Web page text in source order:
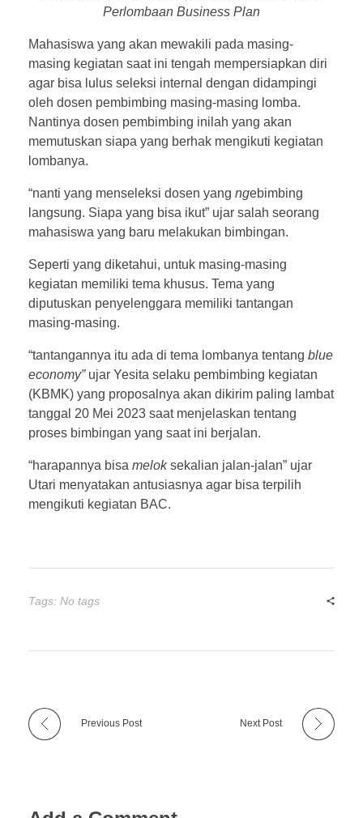
Perlombaan Business Plan
Mahasiswa yang akan mewakili pada masing-
masing kegiatan saat ini tengah mempersiapkan diri
agar bisa lulus seleksi internal dengan didampingi
oleh dosen pembimbing masing-masing lomba.
Nantinya dosen pembimbing inilah yang akan
memutuskan siapa yang berhak mengikuti kegiatan
lombanya.
“nanti yang menseleksi dosen yang ngebimbing
langsung. Siapa yang bisa ikut” ujar salah seorang
mahasiswa yang baru melakukan bimbingan.
Seperti yang diketahui, untuk masing-masing
kegiatan memiliki tema khusus. Tema yang
diputuskan penyelenggara memiliki tantangan
masing-masing.
“tantangannya itu ada di tema lombanya tentang blue
economy”ujar Yesita selaku pembimbing kegiatan
(KBMK) yang proposalnya akan dikirim paling lambat
tanggal 20 Mei 2023 saat menjelaskan tentang
proses bimbingan yang saat ini berjalan.
“harapannya bisa meloksekalian jalan-jalan” ujar
Utari menyatakan antusiasnya agar bisa terpilih
mengikuti kegiatan BAC.
Tags: No tags
Previous Post Next Post